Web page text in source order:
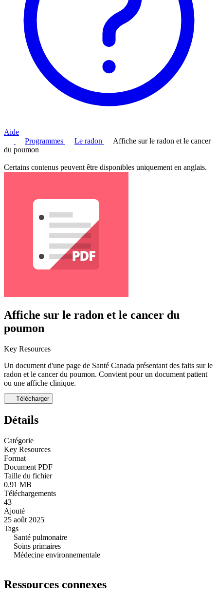
Aide
Programmes
Le radon
Affiche sur le radon et le cancer
du poumon
Certains contenus peuvent être disponibles uniquement en anglais.
Affiche sur le radon et le cancer du
poumon
Key Resources
Un document d'une page de Santé Canada présentant des faits sur le
radon et le cancer du poumon. Convient pour un document patient
ou une affiche clinique.
Télécharger
Détails
Catégorie
Key Resources
Format
Document PDF
Taille du fichier
0.91 MB
Téléchargements
43
Ajouté
25 août 2025
Tags
Santé pulmonaire
Soins primaires
Médecine environnementale
Ressources connexes